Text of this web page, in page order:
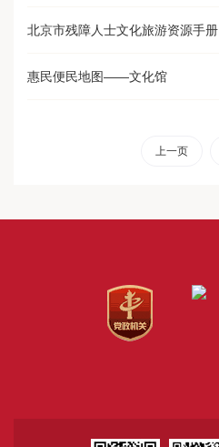
北京市残障人士文化旅游资源手册
惠民便民地图——文化馆
上一页